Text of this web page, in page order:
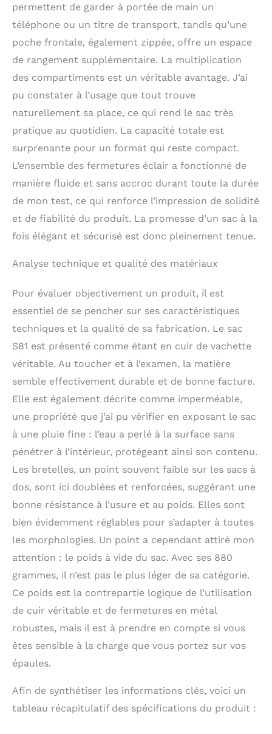
permettent de garder à portée de main un
téléphone ou un titre de transport, tandis qu’une
poche frontale, également zippée, offre un espace
de rangement supplémentaire. La multiplication
des compartiments est un véritable avantage. J’ai
pu constater à l’usage que tout trouve
naturellement sa place, ce qui rend le sac très
pratique au quotidien. La capacité totale est
surprenante pour un format qui reste compact.
L’ensemble des fermetures éclair a fonctionné de
manière fluide et sans accroc durant toute la durée
de mon test, ce qui renforce l’impression de solidité
et de fiabilité du produit. La promesse d’un sac à la
fois élégant et sécurisé est donc pleinement tenue.
Analyse technique et qualité des matériaux
Pour évaluer objectivement un produit, il est
essentiel de se pencher sur ses caractéristiques
techniques et la qualité de sa fabrication. Le sac
S81 est présenté comme étant en cuir de vachette
véritable. Au toucher et à l’examen, la matière
semble effectivement durable et de bonne facture.
Elle est également décrite comme imperméable,
une propriété que j’ai pu vérifier en exposant le sac
à une pluie fine : l’eau a perlé à la surface sans
pénétrer à l’intérieur, protégeant ainsi son contenu.
Les bretelles, un point souvent faible sur les sacs à
dos, sont ici doublées et renforcées, suggérant une
bonne résistance à l’usure et au poids. Elles sont
bien évidemment réglables pour s’adapter à toutes
les morphologies. Un point a cependant attiré mon
attention : le poids à vide du sac. Avec ses 880
grammes, il n’est pas le plus léger de sa catégorie.
Ce poids est la contrepartie logique de l’utilisation
de cuir véritable et de fermetures en métal
robustes, mais il est à prendre en compte si vous
êtes sensible à la charge que vous portez sur vos
épaules.
Afin de synthétiser les informations clés, voici un
tableau récapitulatif des spécifications du produit :